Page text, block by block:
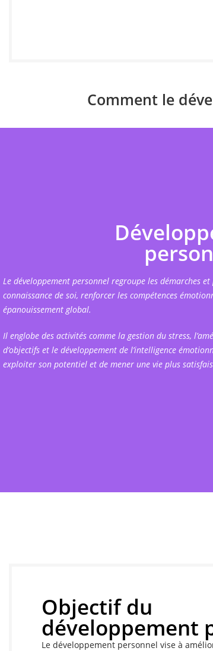
Comment le
Le développement personnel regroupe les démarches
connaissance de soi, renforcer les compétences
épanouissement global.
Il englobe des activités comme la gestion du stress,
d’objectifs et le développement de l’intelligence
exploiter son potentiel et de mener une vie plus
Objectif du
développement
Le développement personnel vise à